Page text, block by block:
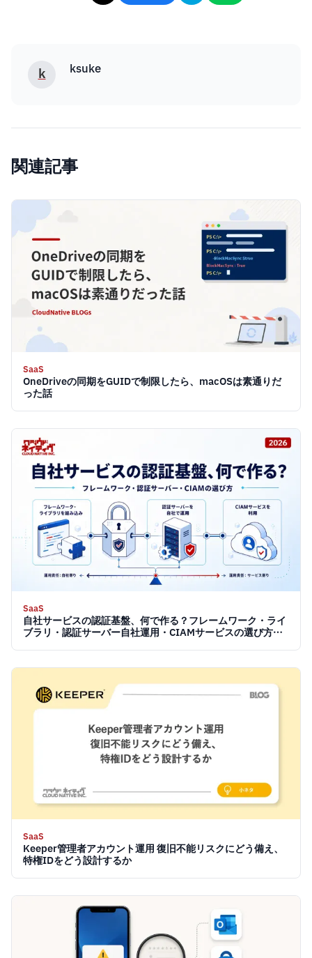
k ksuke
関連記事
SaaS
OneDriveの同期をGUIDで制限したら、macOSは素通りだ
った話
SaaS
自社サービスの認証基盤、何で作る？フレームワーク・ライ
ブラリ・認証サーバー自社運用・CIAMサービスの選び方
SaaS
Keeper管理者アカウント運用 復旧不能リスクにどう備え、
特権IDをどう設計するか